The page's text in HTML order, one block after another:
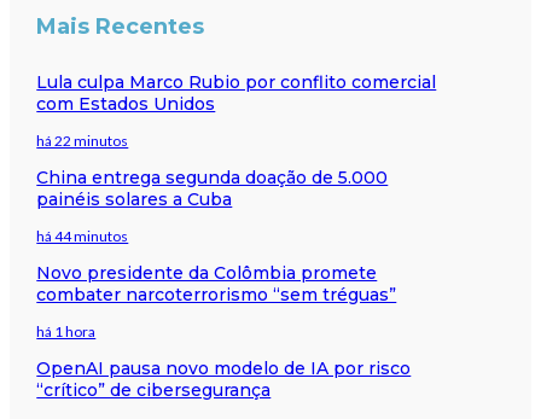
Mais Recentes
Lula culpa Marco Rubio por conflito comercial
com Estados Unidos
há 22 minutos
China entrega segunda doação de 5.000
painéis solares a Cuba
há 44 minutos
Novo presidente da Colômbia promete
combater narcoterrorismo “sem tréguas”
há 1 hora
OpenAI pausa novo modelo de IA por risco
“crítico” de cibersegurança